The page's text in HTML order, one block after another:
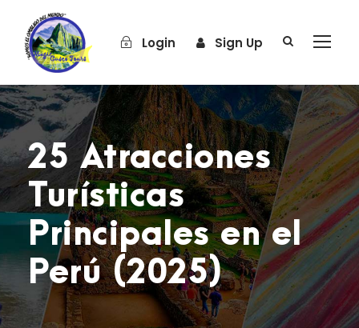
Login Sign Up
25 Atracciones
Turísticas
Principales en el
Perú (2025)